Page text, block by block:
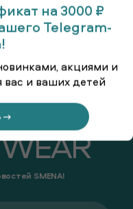
SMENA!
на 3000 ₽
Telegram-
акциями и
и ваших детей
→